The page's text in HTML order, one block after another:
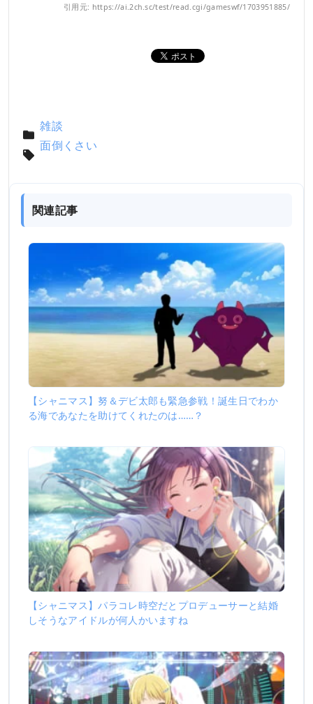
引用元: https://ai.2ch.sc/test/read.cgi/gameswf/1703951885/
雑談
面倒くさい
関連記事
【シャニマス】努＆デビ太郎も緊急参戦！誕生日でわか
る海であなたを助けてくれたのは……？
【シャニマス】パラコレ時空だとプロデューサーと結婚
しそうなアイドルが何人かいますね